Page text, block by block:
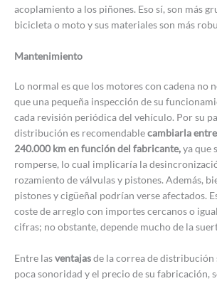
acoplamiento a los piñones. Eso sí, son más
bicicleta o moto y sus materiales son más
Mantenimiento
Lo normal es que los motores con cadena no
que una pequeña inspección de su
cada revisión periódica del vehículo. Por su
distribución es recomendablecambiarla
240.000 km en función del fabricante,ya que
romperse, lo cual implicaría la
rozamiento de válvulas y pistones. Además,
pistones y cigüeñal podrían verse afectados.
coste de arreglo con importes cercanos o
cifras; no obstante, depende mucho de la
Entre lasventajasde la correa de distribución
poca sonoridad y el precio de su fabricación,